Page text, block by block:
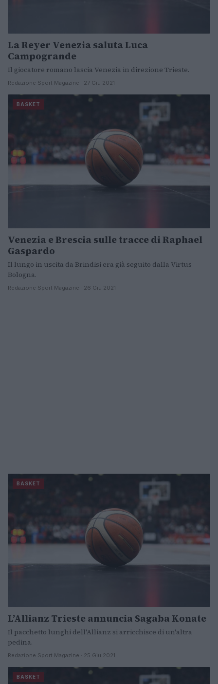
La Reyer Venezia saluta Luca
Campogrande
Il giocatore romano lascia Venezia in direzione Trieste.
Redazione Sport Magazine · 27 Giu 2021
BASKET
Venezia e Brescia sulle tracce di Raphael
Gaspardo
Il lungo in uscita da Brindisi era già seguito dalla Virtus
Bologna.
Redazione Sport Magazine · 26 Giu 2021
BASKET
L’Allianz Trieste annuncia Sagaba Konate
Il pacchetto lunghi dell'Allianz si arricchisce di un'altra
pedina.
Redazione Sport Magazine · 25 Giu 2021
BASKET